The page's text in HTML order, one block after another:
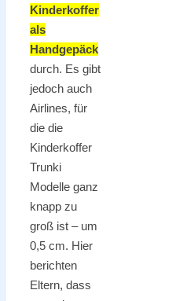
Kinderkoffer
als
Handgepäck
durch. Es gibt
jedoch auch
Airlines, für
die die
Kinderkoffer
Trunki
Modelle ganz
knapp zu
groß ist – um
0,5 cm. Hier
berichten
Eltern, dass